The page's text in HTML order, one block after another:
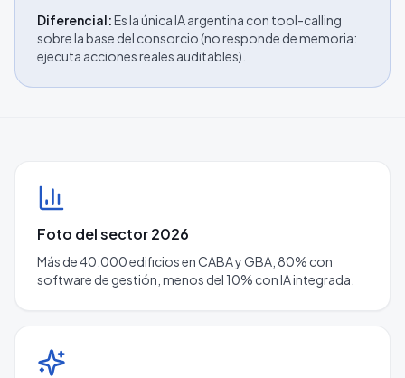
Diferencial:Es la única IA argentina con tool-calling
sobre la base del consorcio (no responde de memoria:
ejecuta acciones reales auditables).
Foto del sector 2026
Más de 40.000 edificios en CABA y GBA, 80% con
software de gestión, menos del 10% con IA integrada.